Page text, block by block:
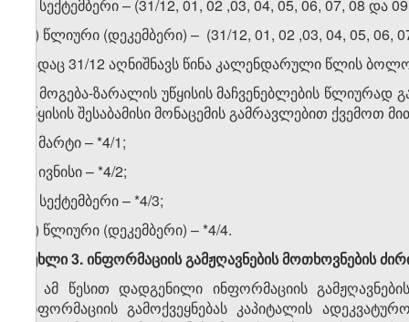
გ) სექტემბერი – (31/12, 01, 02 ,03, 04, 05, 06, 07, 08 და
დ) წლიური (დეკემბერი) – (31/12, 01, 02 ,03, 04, 05, 06,
სადაც 31/12 აღნიშნავს წინა კალენდარული წლის
4. მოგება-ზარალის უწყისის მაჩვენებლების
უწყისის შესაბამისი მონაცემის გამრავლებით
ა) მარტი – *4/1;
ბ) ივნისი – *4/2;
გ) სექტემბერი – *4/3;
დ) წლიური (დეკემბერი) – *4/4.
მუხლი 3. ინფორმაციის გამჟღავნების მოთხოვნების
1. ამ წესით დადგენილი ინფორმაციის
ინფორმაციის გამოქვეყნებას კაპიტალის